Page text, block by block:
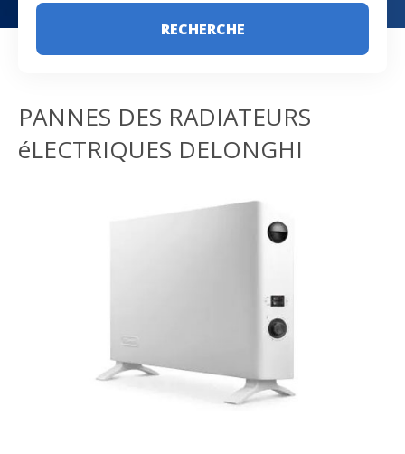
RECHERCHE
PANNES DES RADIATEURS
éLECTRIQUES DELONGHI